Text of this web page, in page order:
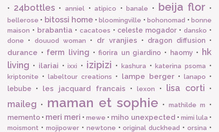
• 24bottles • anniel•atipico •banale • beija flor •
bellerose • bitossi home •bloomingville •bohonomad •bonne
maison • brabantia• cacatoes • celeste mogador •dansko •
done • douuod woman • dr vranjies • dragon diffusion•
durance • ferm living •fiorira un giardino • haomy •
hk
living • ilariai •ixxi • izipizi • kashura •katerina psoma •
kriptonite •labeltour creations • lampe berger• lanapo •
lebube • les jacquard francais • lexon • lisa corti •
maileg • maman et sophie • mathilde m
•
memento • meri meri • mewe • miho unexpected • mimi lula •
moismont • mojipower• newtone •original duckhead •orsina •